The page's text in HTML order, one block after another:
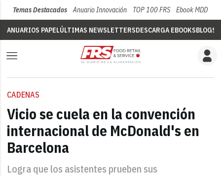
Temas Destacados Anuario Innovación TOP 100 FRS Ebook MDD
ANUARIOS PAPELÚLTIMAS NEWSLETTERSDESCARGA EBOOKSBLOGS
CADENAS
Vicio se cuela en la convención
internacional de McDonald's en
Barcelona
Logra que los asistentes prueben sus